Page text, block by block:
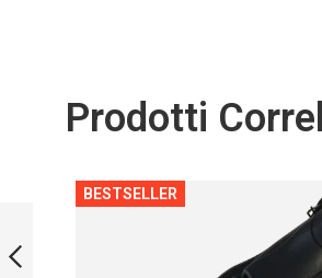
SIDE CLIPS SET
Prodotti
BESTSELLER